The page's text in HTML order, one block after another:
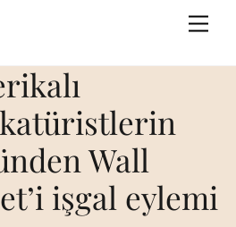
Wall
işgal eylemi